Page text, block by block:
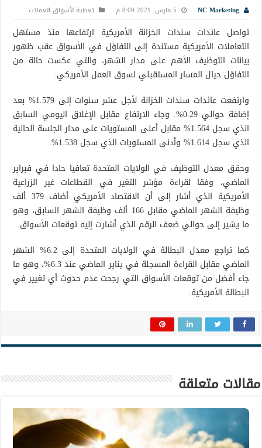
NC Marketing 5 مارس, 2021 8:09 م تغطية لأسواق العملات
تواصل عائدات سندات الخزانة الأمريكية ارتفاعها منذ مستهل
التعاملات الأمريكية مستندة إلى التفاؤل في الأسواق عقب ظهور
بيانات التوظيف الأهم على مدار الشهر، والتي عكست حالة من
التفاؤل حيال المسار المستقبلي لسوق العمل الأمريكي.
وارتفعت عائدات سندات الخزانة لأجل عشر سنوات إلى 1.579% بعد
إضافة حوالي 0.29%. وجاء الارتفاع مقابل الإغلاق اليومي السابق
الذي سجل 1.564% مقابل أعلى المستويات على مدار الجلسة الحالية
الذي سجل 1.614% وأدنى المستويات الذي سجل 1.538%.
وحقق معدل التوظيف في الولايات المتحدة تعافيا حادا في فبراير
الماضي، وفقا لقراءة مؤشر التغير في القطاعات غير الزراعية
الأمريكية الذي أشار إلى أن الاقتصاد الأمريكي أضاف 379 ألف
وظيفة الشهر الماضي مقابل 166 ألف وظيفة الشهر السابق، وهو
ما يشير إلى حوالي ضعف الرقم الذي أشارت إليه توقعات الأسواق.
كما تراجع معدل البطالة في الولايات المتحدة إلى 6.2% الشهر
الماضي مقابل القراءة المسجلة في يناير الماضي عند 6.3%، وهو ما
جاء أفضل من توقعات الأسواق التي رجحت عدم حدوث أي تغيير في
البطالة الأمريكية.
مقالات متعلقة